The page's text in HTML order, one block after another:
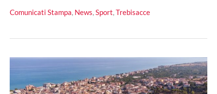
Trebisacce:
5
colori
Comunicati Stampa, News,Sport,Trebisacce